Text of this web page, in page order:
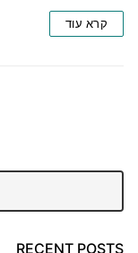
קרא עוד
RECENT POSTS